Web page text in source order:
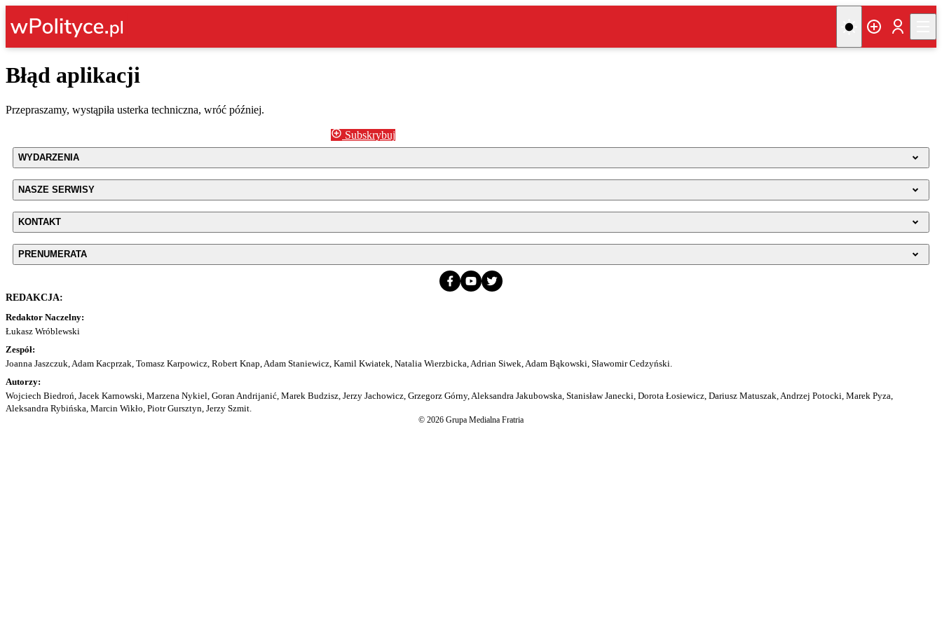
Błąd aplikacji
Przepraszamy, wystąpiła usterka techniczna, wróć później.
Subskrybuj
WYDARZENIA
NASZE SERWISY
KONTAKT
PRENUMERATA
REDAKCJA:
Redaktor Naczelny:
Łukasz Wróblewski
Zespół:
Joanna Jaszczuk, Adam Kacprzak, Tomasz Karpowicz, Robert Knap, Adam Staniewicz, Kamil Kwiatek, Natalia Wierzbicka, Adrian Siwek, Adam Bąkowski, Sławomir Cedzyński.
Autorzy:
Wojciech Biedroń, Jacek Karnowski, Marzena Nykiel, Goran Andrijanić, Marek Budzisz, Jerzy Jachowicz, Grzegorz Górny, Aleksandra Jakubowska, Stanisław Janecki, Dorota Łosiewicz, Dariusz Matuszak, Andrzej Potocki, Marek Pyza,
Aleksandra Rybińska, Marcin Wikło, Piotr Gursztyn, Jerzy Szmit.
© 2026 Grupa Medialna Fratria